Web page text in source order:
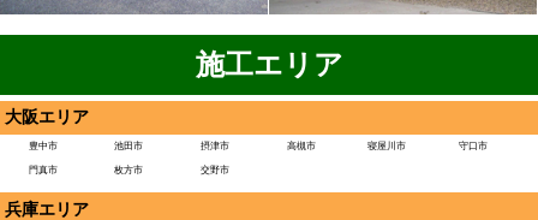
施工エリア
大阪エリア
豊中市 池田市 摂津市 高槻市 寝屋川市 守口市
門真市 枚方市 交野市
兵庫エリア